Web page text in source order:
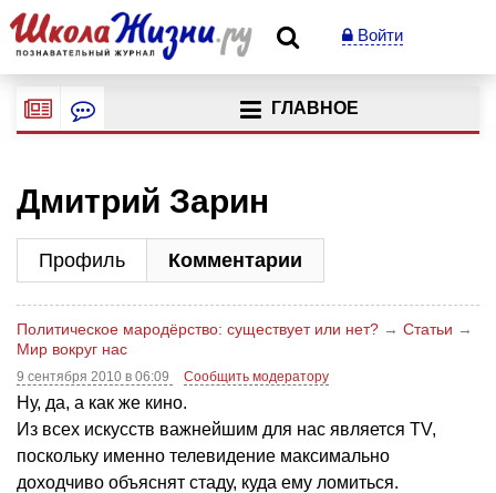
Войти
ГЛАВНОЕ
Дмитрий Зарин
Профиль Комментарии
Политическое мародёрство: существует или нет? → Статьи →
Мир вокруг нас
9 сентября 2010 в 06:09 Сообщить модератору
Ну, да, а как же кино.
Из всех искусств важнейшим для нас является TV,
поскольку именно телевидение максимально
доходчиво объяснят стаду, куда ему ломиться.